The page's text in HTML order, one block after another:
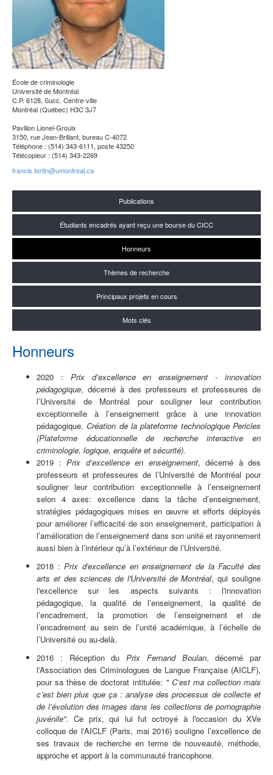
École de criminologie
Université de Montréal
C.P. 6128, Succ. Centre-ville
Montréal (Québec) H3C 3J7
Pavillon Lionel-Groulx
3150, rue Jean-Brillant, bureau C-4072
Téléphone : (514) 343-6111, poste 43250
Télécopieur : (514) 343-2269
francis.fortin@umontreal.ca
Publications
Étudiants encadrés ayant reçu une bourse du CICC
Honneurs
Thèmes de recherche
Principaux projets en cours
Mots clés
Honneurs
2020 : Prix d’excellence en enseignement - innovation
pédagogique, décerné à des professeurs et professeures de
l’Université de Montréal pour souligner leur contribution
exceptionnelle à l’enseignement grâce à une innovation
pédagogique.Création de la plateforme technologique Pericles
(Plateforme éducationnelle de recherche interactive en
criminologie, logique, enquête et sécurité).
2019 : Prix d’excellence en enseignement, décerné à des
professeurs et professeures de l’Université de Montréal pour
souligner leur contribution exceptionnelle à l’enseignement
selon 4 axes: excellence dans la tâche d’enseignement,
stratégies pédagogiques mises en œuvre et efforts déployés
pour améliorer l’efficacité de son enseignement, participation à
l’amélioration de l’enseignement dans son unité et rayonnement
aussi bien à l’intérieur qu’à l’extérieur de l’Université.
2018 :Prix d'excellence en enseignement de la Faculté des
arts et des sciences de l'Université de Montréal, qui souligne
l'excellence sur les aspects suivants : l'innovation
pédagogique, la qualité de l’enseignement, la qualité de
l’encadrement, la promotion de l’enseignement et de
l’encadrement au sein de l’unité académique, à l’échelle de
l’Université ou au-delà.
2016 : Réception du Prix Fernand Boulan, décerné par
l'Association des Criminologues de Langue Française (AICLF),
pour sa thèse de doctorat intitulée: " C’est ma collection mais
c’est bien plus que ça : analyse des processus de collecte et
de l’évolution des images dans les collections de pornographie
juvénile". Ce prix, qui lui fut octroyé à l'occasion du XVe
colloque de l'AICLF (Paris, mai 2016) souligne l’excellence de
ses travaux de recherche en terme de nouveauté, méthode,
approche et apport à la communauté francophone.